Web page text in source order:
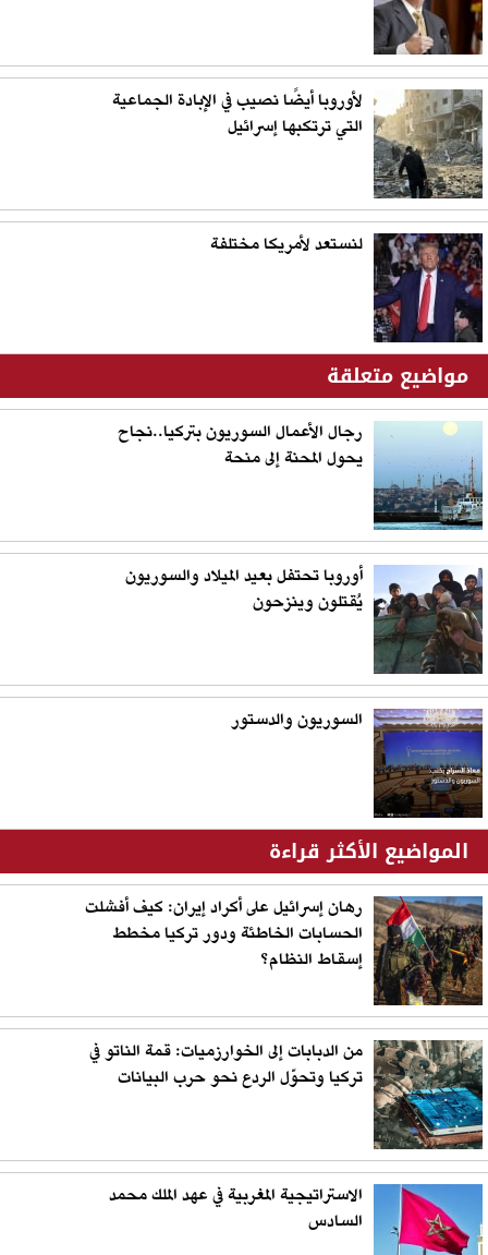
لأوروبا أيضًا نصيب في الإبادة الجماعية
التي ترتكبها إسرائيل
لنستعد لأمريكا مختلفة
مواضيع متعلقة
رجال الأعمال السوريون بتركيا..نجاح
يحول المحنة إلى منحة
أوروبا تحتفل بعيد الميلاد والسوريون
يُقتلون وينزحون
السوريون والدستور
المواضيع الأكثر قراءة
رهان إسرائيل على أكراد إيران: كيف أفشلت
الحسابات الخاطئة ودور تركيا مخطط
إسقاط النظام؟
من الدبابات إلى الخوارزميات: قمة الناتو في
تركيا وتحوّل الردع نحو حرب البيانات
الاستراتيجية المغربية في عهد الملك محمد
السادس